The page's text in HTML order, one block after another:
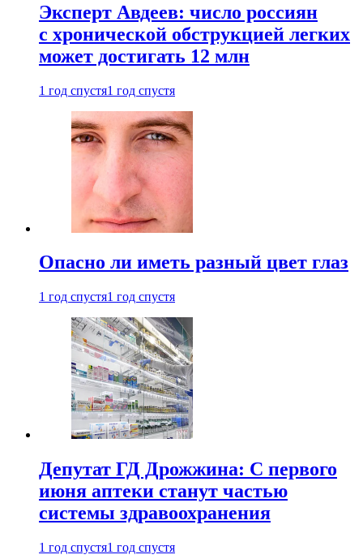
Эксперт Авдеев: число россиян
с хронической обструкцией легких
может достигать 12 млн
1 год спустя1 год спустя
Опасно ли иметь разный цвет глаз
1 год спустя1 год спустя
Депутат ГД Дрожжина: С первого
июня аптеки станут частью
системы здравоохранения
1 год спустя1 год спустя